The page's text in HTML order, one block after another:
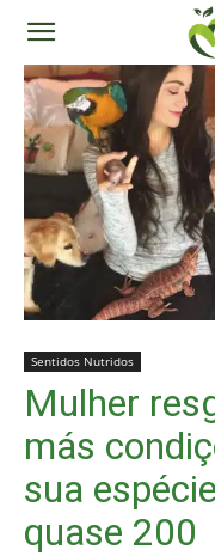
Sentidos Nutridos
Mulher
más
sua
quase 200